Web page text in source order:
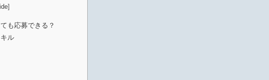
]
も応募できる？
ル